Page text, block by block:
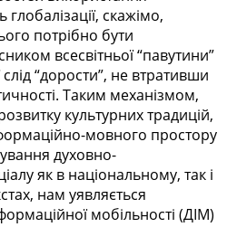
скажімо,
потрібно бути
всесвітньої “павутини”
“дорости”, не втративши
Таким механізмом,
культурних традицій,
мовного простору
духовно-
як в національному, так і
нам уявляється
мобільності (ДІМ)